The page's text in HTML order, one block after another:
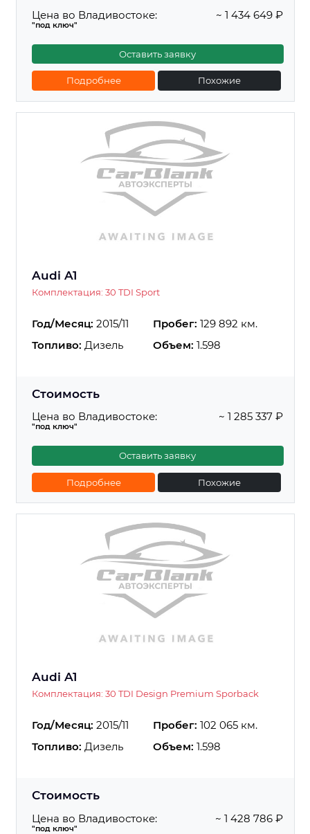
Цена во Владивостоке:
"под ключ"
~ 1 434 649 ₽
Оставить заявку
Подробнее Похожие
Audi A1
Комплектация: 30 TDI Sport
Год/Месяц: 2015/11 Пробег: 129 892 км.
Топливо: Дизель Объем: 1.598
Стоимость
Цена во Владивостоке:
"под ключ"
~ 1 285 337 ₽
Оставить заявку
Подробнее Похожие
Audi A1
Комплектация: 30 TDI Design Premium Sporback
Год/Месяц: 2015/11 Пробег: 102 065 км.
Топливо: Дизель Объем: 1.598
Стоимость
Цена во Владивостоке:
"под ключ"
~ 1 428 786 ₽